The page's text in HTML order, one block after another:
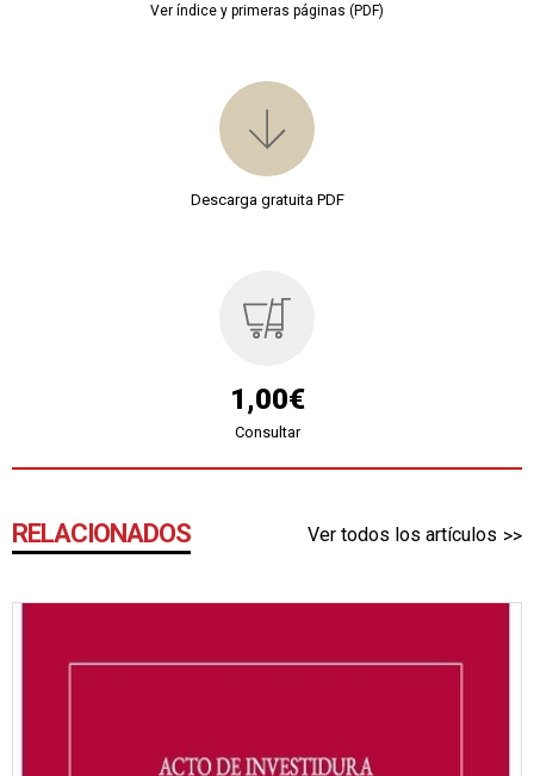
Ver índice y primeras páginas (PDF)
Descarga gratuita PDF
1,00€
Consultar
RELACIONADOS Ver todos los artículos